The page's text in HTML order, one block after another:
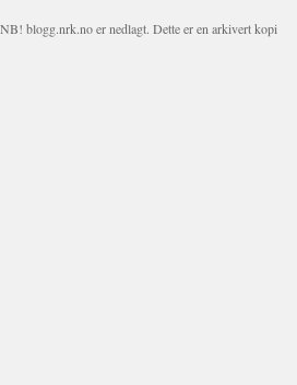
NB! blogg.nrk.no er nedlagt. Dette er en arkivert kopi